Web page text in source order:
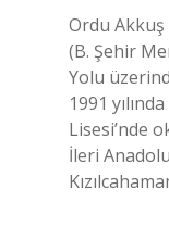
Ordu
(B. Şehir
Yolu
1991
Lisesi’nde
İleri